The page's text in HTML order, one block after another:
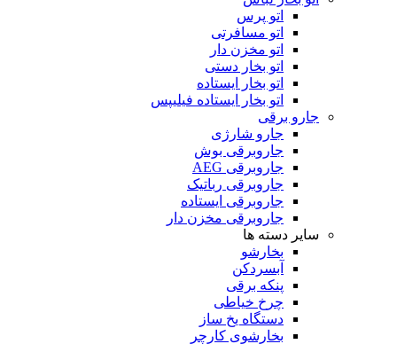
اتو پرس
اتو مسافرتی
اتو مخزن دار
اتو بخار دستی
اتو بخار ایستاده
اتو بخار ایستاده فیلیپس
جارو برقی
جارو شارژی
جاروبرقی بوش
جاروبرقی AEG
جاروبرقی رباتیک
جاروبرقی ایستاده
جاروبرقی مخزن دار
سایر دسته ها
بخارشو
آبسردکن
پنکه برقی
چرخ خیاطی
دستگاه یخ ساز
بخارشوی کارچر